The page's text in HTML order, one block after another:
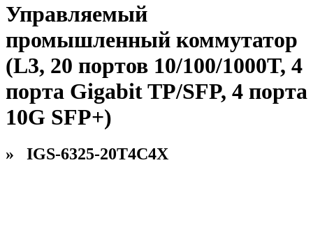
Управляемый
промышленный коммутатор
(L3, 20 портов 10/100/1000T, 4
порта Gigabit TP/SFP, 4 порта
10G SFP+)
» IGS-6325-20T4C4X